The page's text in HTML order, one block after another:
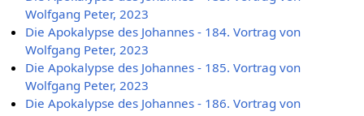
Wolfgang Peter, 2023
Die Apokalypse des Johannes - 184. Vortrag von
Wolfgang Peter, 2023
Die Apokalypse des Johannes - 185. Vortrag von
Wolfgang Peter, 2023
Die Apokalypse des Johannes - 186. Vortrag von